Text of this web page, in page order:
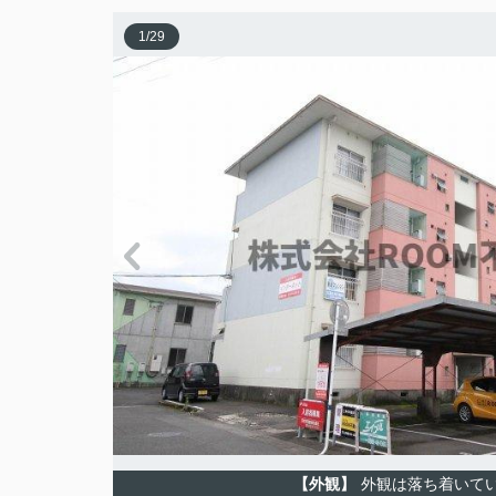
1/29
【外観】 外観は落ち着いて